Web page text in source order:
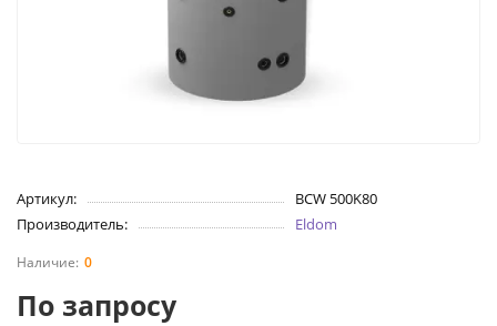
Артикул:
BCW 500K80
Производитель:
Eldom
0
По запросу